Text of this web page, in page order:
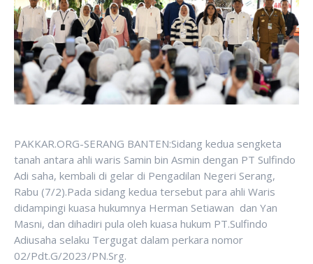
PAKKAR.ORG-SERANG BANTEN:Sidang kedua sengketa
tanah antara ahli waris Samin bin Asmin dengan PT Sulfindo
Adi saha, kembali di gelar di Pengadilan Negeri Serang,
Rabu (7/2).Pada sidang kedua tersebut para ahli Waris
didampingi kuasa hukumnya Herman Setiawan dan Yan
Masni, dan dihadiri pula oleh kuasa hukum PT.Sulfindo
Adiusaha selaku Tergugat dalam perkara nomor
02/Pdt.G/2023/PN.Srg.